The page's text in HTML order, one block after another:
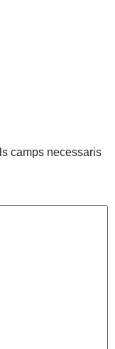
camps necessaris